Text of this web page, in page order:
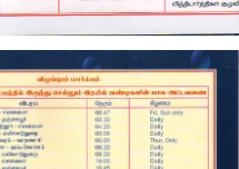
Uriyadi 2013 invitation